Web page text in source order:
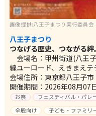
画像提供:八王子まつり実行委員会
八王子まつり
つなげる歴史、つながる絆。
会場名：甲州街道(八王
線ユーロード、えきまえ
会場住所：東京都八王子市
開催期間：2026年08月07
お祭
フェスティバル・パレ
全般向け
子ども・ファミリ